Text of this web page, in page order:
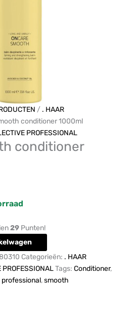
/ . HAAR
conditioner 1000ml
PROFESSIONAL
conditioner
29 Punten!
Categorieën: . HAAR
PROFESSIONALTags: Conditioner,
,smooth